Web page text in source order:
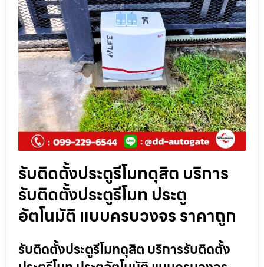
รับติดตั้งประตูรีโมทดุสิต บริการ
รับติดตั้งประตูรีโมท ประตู
อัตโนมัติ แบบครบวงจร ราคาถูก
รับติดตั้งประตูรีโมทดุสิต บริการรับติดตั้ง